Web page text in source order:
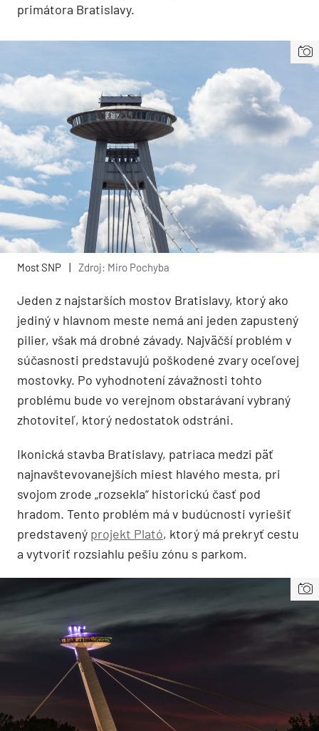
primátora Bratislavy.
Most SNP | Zdroj: Miro Pochyba
Jeden z najstarších mostov Bratislavy, ktorý ako
jediný v hlavnom meste nemá ani jeden zapustený
pilier, však má drobné závady. Najväčší problém v
súčasnosti predstavujú poškodené zvary oceľovej
mostovky. Po vyhodnotení závažnosti tohto
problému bude vo verejnom obstarávaní vybraný
zhotoviteľ, ktorý nedostatok odstráni.
Ikonická stavba Bratislavy, patriaca medzi päť
najnavštevovanejších miest hlavého mesta, pri
svojom zrode „rozsekla“ historickú časť pod
hradom. Tento problém má v budúcnosti vyriešiť
predstavený projekt Plató, ktorý má prekryť cestu
a vytvoriť rozsiahlu pešiu zónu s parkom.